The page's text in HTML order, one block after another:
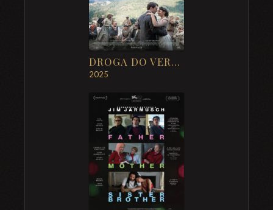
DROGA DO VERMIGLIO
2025